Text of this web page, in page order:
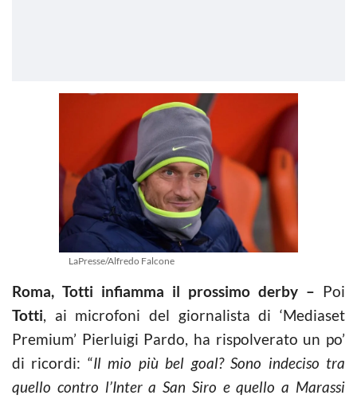
LaPresse/Alfredo Falcone
Roma, Totti infiamma il prossimo derby – Poi
Totti, ai microfoni del giornalista di ‘Mediaset
Premium’ Pierluigi Pardo, ha rispolverato un po’
di ricordi: “Il mio più bel goal? Sono indeciso tra
quello contro l’Inter a San Siro e quello a Marassi